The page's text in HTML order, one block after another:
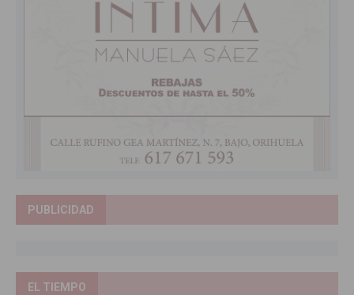
PUBLICIDAD
EL TIEMPO